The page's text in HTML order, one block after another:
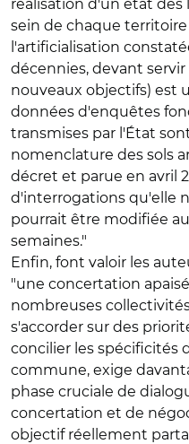
réalisation d'un état des
sein de chaque
l'artificialisation
décennies, devant
nouveaux objectifs) est
données d'enquêtes
transmises par l'État
nomenclature des sols
décret et parue en avril
d'interrogations qu'elle
pourrait être modifiée
semaines."
Enfin, font valoir les
"une concertation
nombreuses
s'accorder sur des
concilier les spécificités
commune, exige
phase cruciale de
concertation et de
objectif réellement